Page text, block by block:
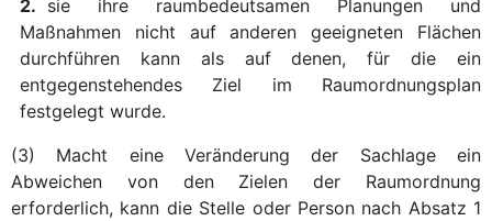
2. sie ihre raumbedeutsamen Planungen und
Maßnahmen nicht auf anderen geeigneten Flächen
durchführen kann als auf denen, für die ein
entgegenstehendes Ziel im Raumordnungsplan
festgelegt wurde.
(3) Macht eine Veränderung der Sachlage ein
Abweichen von den Zielen der Raumordnung
erforderlich, kann die Stelle oder Person nach Absatz 1